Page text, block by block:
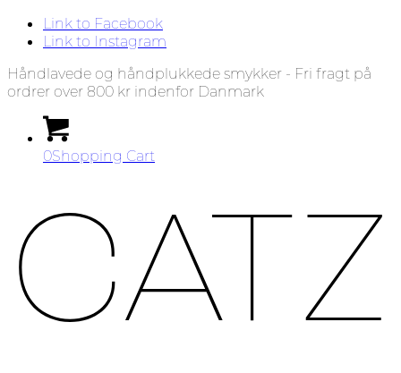
Link to Facebook
Link to Instagram
Håndlavede og håndplukkede smykker - Fri fragt på
ordrer over 800 kr indenfor Danmark
0Shopping Cart